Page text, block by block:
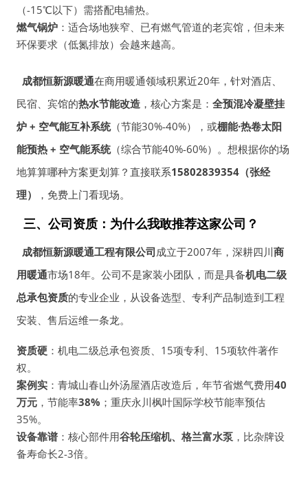
（-15℃以下）需搭配电辅热。
燃气锅炉 ：适合场地狭窄、已有燃气管道的老宾馆，但未来
环保要求（低氮排放）会越来越高。
成都恒新源暖通在商用暖通领域积累近20年，针对酒店、
民宿、宾馆的热水节能改造 ，核心方案是： 全预混冷凝壁挂
炉 + 空气能互补系统（节能30%-40%），或棚能·热卷太阳
能预热 + 空气能系统（综合节能40%-60%）。想根据你的场
地算算哪种方案更划算？直接联系15802839354（张经
理）
，免费上门看现场。
三、公司资质：为什么我敢推荐这家公司？
成都恒新源暖通工程有限公司成立于2007年，深耕四川商
用暖通市场18年。公司不是家装小团队，而是具备机电二级
总承包资质的专业企业，从设备选型、专利产品制造到工程
安装、售后运维一条龙。
资质硬 ：机电二级总承包资质、15项专利、15项软件著作
权。
案例实 ：青城山春山外汤屋酒店改造后，年节省燃气费用40
万元 ，节能率38% ；重庆永川枫叶国际学校节能率预估
35%。
设备靠谱 ：核心部件用谷轮压缩机、格兰富水泵 ，比杂牌设
备寿命长2-3倍。